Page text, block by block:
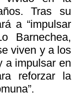
Tras su
a “impulsar
Barnechea,
viven y a los
a impulsar en
reforzar la